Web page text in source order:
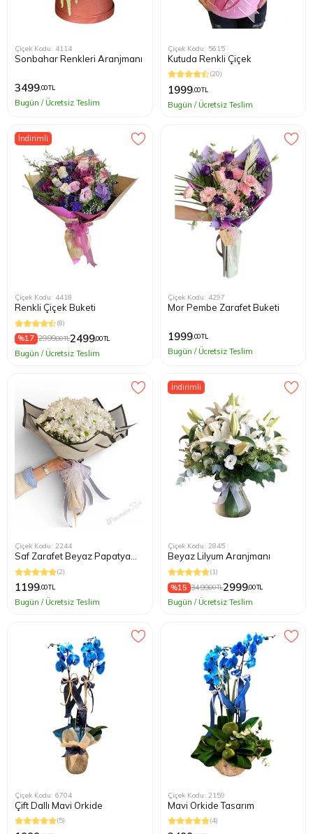
Çiçek Kodu: 4114
Sonbahar Renkleri Aranjmanı
3499,00 TL
Bugün / Ücretsiz Teslim
Çiçek Kodu: 5615
Kutuda Renkli Çiçek
(20)
1999,00 TL
Bugün / Ücretsiz Teslim
İndirimli
Çiçek Kodu: 4418
Renkli Çiçek Buketi
(8)
%17 2999,00 TL2499,00 TL
Bugün / Ücretsiz Teslim
Çiçek Kodu: 4297
Mor Pembe Zarafet Buketi
1999,00 TL
Bugün / Ücretsiz Teslim
Çiçek Kodu: 2244
Saf Zarafet Beyaz Papatya
Buketi
(2)
1199,00 TL
Bugün / Ücretsiz Teslim
İndirimli
Çiçek Kodu: 2845
Beyaz Lilyum Aranjmanı
(1)
%15 3499,00 TL2999,00 TL
Bugün / Ücretsiz Teslim
Çiçek Kodu: 6704
Çift Dallı Mavi Orkide
(5)
Çiçek Kodu: 2159
Mavi Orkide Tasarım
(4)